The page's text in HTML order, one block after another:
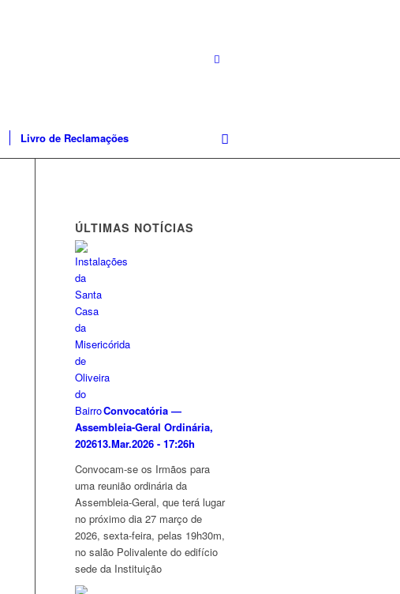
Livro de Reclamações
ÚLTIMAS NOTÍCIAS
Convocatória —
Assembleia-Geral Ordinária,
202613.Mar.2026 - 17:26h
Convocam-se os Irmãos para
uma reunião ordinária da
Assembleia-Geral, que terá lugar
no próximo dia 27 março de
2026, sexta-feira, pelas 19h30m,
no salão Polivalente do edifício
sede da Instituição